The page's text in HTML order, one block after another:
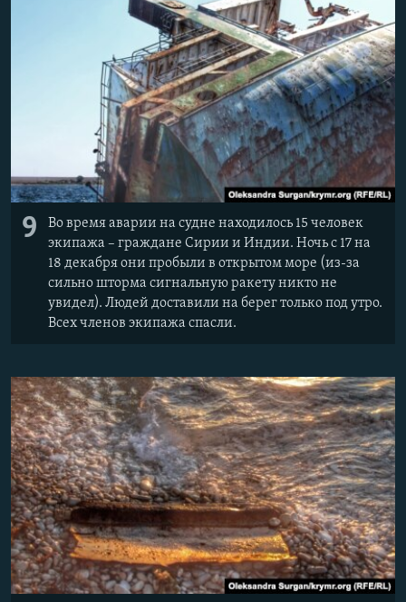
9
Во время аварии на судне находилось 15 человек
экипажа – граждане Сирии и Индии. Ночь с 17 на
18 декабря они пробыли в открытом море (из-за
сильно шторма сигнальную ракету никто не
увидел). Людей доставили на берег только под утро.
Всех членов экипажа спасли.